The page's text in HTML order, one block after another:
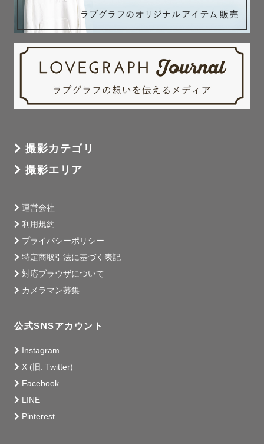
撮影カテゴリ
撮影エリア
運営会社
利用規約
プライバシーポリシー
特定商取引法に基づく表記
対応ブラウザについて
カメラマン募集
公式SNSアカウント
Instagram
X (旧: Twitter)
Facebook
LINE
Pinterest